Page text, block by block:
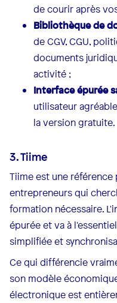
de courir après
Bibliothèque de
de CGV, CGU,
documents
activité ;
Interface épurée
utilisateur
la version gratuite.
3. Tiime
Tiime est une
entrepreneurs qui
formation nécessaire.
épurée et va à
simplifiée et
Ce qui différencie
son modèle
électronique est